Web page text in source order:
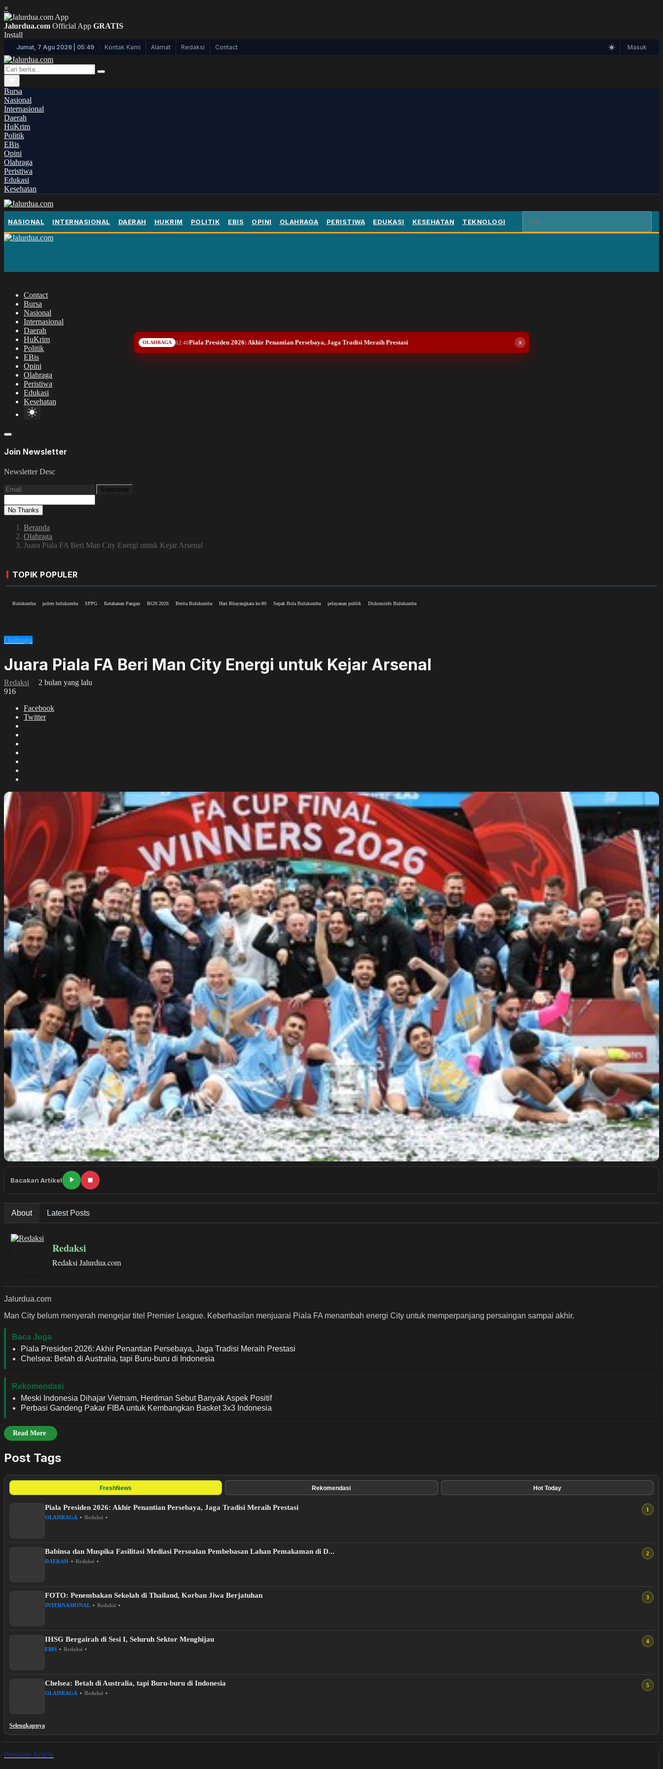
×
Jalurdua.com Official App GRATIS
Install
Jumat, 7 Agu 2026 | 05:49 Kontak Kami Alamat Redaksi Contact Masuk
Bursa
Nasional
Internasional
Daerah
HuKrim
Politik
EBis
Opini
Olahraga
Peristiwa
Edukasi
Kesehatan
NASIONAL INTERNASIONAL DAERAH HUKRIM POLITIK EBIS OPINI OLAHRAGA PERISTIWA EDUKASI KESEHATAN TEKNOLOGI
Contact
Bursa
Nasional
Internasional
Daerah
HuKrim
Politik
EBis
Opini
Olahraga
Peristiwa
Edukasi
Kesehatan
Join Newsletter
Newsletter Desc
Subscribe
No Thanks
Beranda
Olahraga
Juara Piala FA Beri Man City Energi untuk Kejar Arsenal
TOPIK POPULER
Bulukumba polres bulukumba SPPG Ketahanan Pangan BGN 2026 Berita Bulukumba Hari Bhayangkara ke-80 Sepak Bola Bulukumba pelayanan publik Diskominfo Bulukumba
Olahraga
Juara Piala FA Beri Man City Energi untuk Kejar Arsenal
Redaksi
2 bulan yang lalu
916
Facebook
Twitter
Bacakan Artikel
About Latest Posts
Redaksi
Redaksi Jalurdua.com
Jalurdua.com
Man City belum menyerah mengejar titel Premier League. Keberhasilan menjuarai Piala FA menambah energi City untuk memperpanjang persaingan sampai akhir.
Baca Juga
Piala Presiden 2026: Akhir Penantian Persebaya, Jaga Tradisi Meraih Prestasi
Chelsea: Betah di Australia, tapi Buru-buru di Indonesia
Rekomendasi
Meski Indonesia Dihajar Vietnam, Herdman Sebut Banyak Aspek Positif
Perbasi Gandeng Pakar FIBA untuk Kembangkan Basket 3x3 Indonesia
Read More
Post Tags
FreshNews Rekomendasi Hot Today
Piala Presiden 2026: Akhir Penantian Persebaya, Jaga Tradisi Meraih Prestasi
OLAHRAGA • Redaksi •
Babinsa dan Muspika Fasilitasi Mediasi Persoalan Pembebasan Lahan Pemakaman di D...
DAERAH • Redaksi •
FOTO: Penembakan Sekolah di Thailand, Korban Jiwa Berjatuhan
INTERNASIONAL • Redaksi •
IHSG Bergairah di Sesi I, Seluruh Sektor Menghijau
EBIS • Redaksi •
Chelsea: Betah di Australia, tapi Buru-buru di Indonesia
OLAHRAGA • Redaksi •
Selengkapnya
Previous Article
x
OLAHRAGA 12:40Piala Presiden 2026: Akhir Penantian Persebaya, Jaga Tradisi Meraih Prestasi